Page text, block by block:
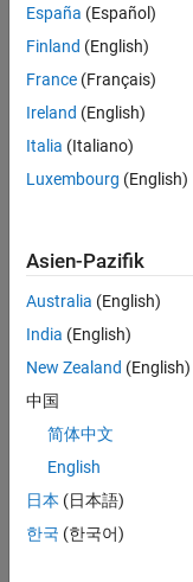
die
Suchkriterien
weiter
fassen
oder
alle
Stellenangebote
anzeigen .
noch
keine
offenen
Stellen
können,
die
Ihren
entsprechen,
werden
España (Español)
Finland (English)
France (Français)
Ireland (English)
Italia (Italiano)
Luxembourg (English)
Asien-Pazifik
Australia (English)
India (English)
New Zealand (English)
中国
简体中文
English
日本 (日本語)
한국 (한국어)